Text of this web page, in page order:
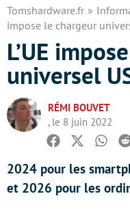
Tomshardware.fr
impose le chargeur
L’UE
universel
RÉMI BOUVET
, le 8 juin 2022
Facebook
Twitter
2024 pour les
et 2026 pour les